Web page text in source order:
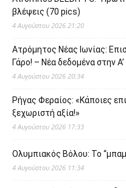
βλέψεις (70 pics)
4 Αυγούστου 2026 21:20
Ατρόμητος Νέας Ιωνίας:
Γάρο! – Νέα δεδομένα στην
4 Αυγούστου 2026 20:34
Ρήγας Φεραίος: «Κάποιες
ξεχωριστή αξία!»
4 Αυγούστου 2026 17:33
Ολυμπιακός Βόλου: Το
4 Αυγούστου 2026 11:34